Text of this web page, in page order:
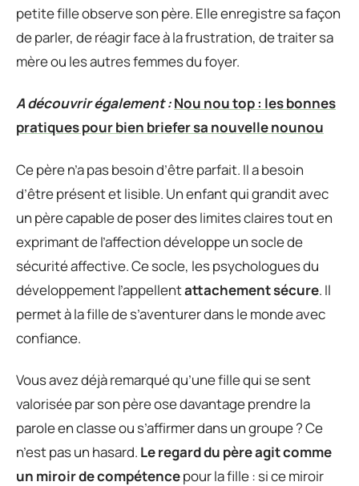
petite fille observe son père. Elle enregistre sa façon
de parler, de réagir face à la frustration, de traiter sa
mère ou les autres femmes du foyer.
A découvrir également :Nou nou top : les bonnes
pratiques pour bien briefer sa nouvelle nounou
Ce père n’a pas besoin d’être parfait. Il a besoin
d’être présent et lisible. Un enfant qui grandit avec
un père capable de poser des limites claires tout en
exprimant de l’affection développe un socle de
sécurité affective. Ce socle, les psychologues du
développement l’appellentattachement sécure. Il
permet à la fille de s’aventurer dans le monde avec
confiance.
Vous avez déjà remarqué qu’une fille qui se sent
valorisée par son père ose davantage prendre la
parole en classe ou s’affirmer dans un groupe ? Ce
n’est pas un hasard. Le regard du père agit comme
un miroir de compétencepour la fille : si ce miroir